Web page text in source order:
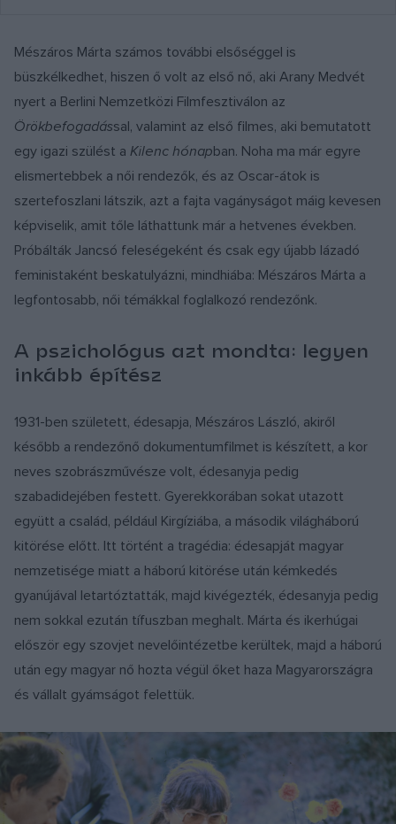
Mészáros Márta számos további elsőséggel is
büszkélkedhet, hiszen ő volt az első nő, aki Arany Medvét
nyert a Berlini Nemzetközi Filmfesztiválon az
Örökbefogadással, valamint az első filmes, aki bemutatott
egy igazi szülést a Kilenc hónapban. Noha ma már egyre
elismertebbek a női rendezők, és az Oscar-átok is
szertefoszlani látszik, azt a fajta vagányságot máig kevesen
képviselik, amit tőle láthattunk már a hetvenes években.
Próbálták Jancsó feleségeként és csak egy újabb lázadó
feministaként beskatulyázni, mindhiába: Mészáros Márta a
legfontosabb, női témákkal foglalkozó rendezőnk.
A pszichológus azt mondta: legyen
inkább építész
1931-ben született, édesapja, Mészáros László, akiről
később a rendezőnő dokumentumfilmet is készített, a kor
neves szobrászművésze volt, édesanyja pedig
szabadidejében festett. Gyerekkorában sokat utazott
együtt a család, például Kirgíziába, a második világháború
kitörése előtt. Itt történt a tragédia: édesapját magyar
nemzetisége miatt a háború kitörése után kémkedés
gyanújával letartóztatták, majd kivégezték, édesanyja pedig
nem sokkal ezután tífuszban meghalt. Márta és ikerhúgai
először egy szovjet nevelőintézetbe kerültek, majd a háború
után egy magyar nő hozta végül őket haza Magyarországra
és vállalt gyámságot felettük.